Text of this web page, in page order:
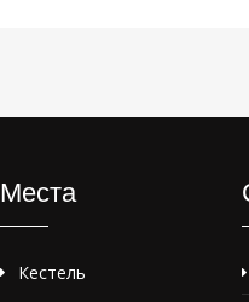
Места
Кестель